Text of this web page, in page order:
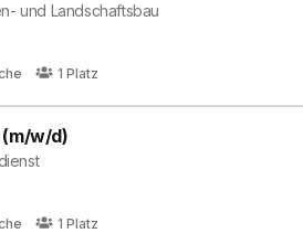
und Landschaftsbau
1 Platz
w/d)
1 Platz